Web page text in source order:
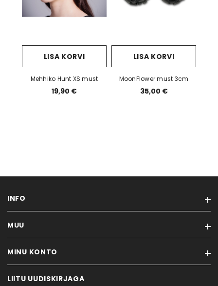
LISA KORVI
Mehhiko Hunt XS must
19,90 €
LISA KORVI
MoonFlower must 3cm
35,00 €
INFO
Meist
Kinkekaardid
Ostujuhend
MUU
Kaubamärgid
Uued tooted
MINU KONTO
Minu konto
LIITU UUDISKIRJAGA